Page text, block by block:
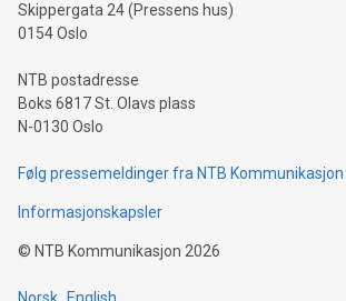
Skippergata 24 (Pressens hus)
0154 Oslo
NTB postadresse
Boks 6817 St. Olavs plass
N-0130 Oslo
Følg pressemeldinger fra NTB Kommunikasjon
Informasjonskapsler
© NTB Kommunikasjon 2026